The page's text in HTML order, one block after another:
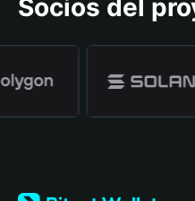
Socios del